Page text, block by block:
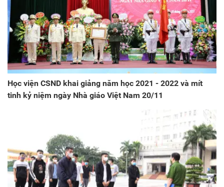
Học viện CSND khai giảng năm học 2021 - 2022 và mít
tinh kỷ niệm ngày Nhà giáo Việt Nam 20/11